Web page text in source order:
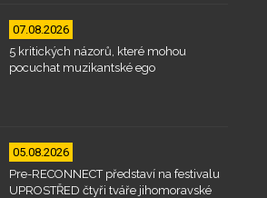
07.08.2026
5 kritických názorů, které mohou
pocuchat muzikantské ego
05.08.2026
Pre-RECONNECT představí na festivalu
UPROSTŘED čtyři tváře jihomoravské